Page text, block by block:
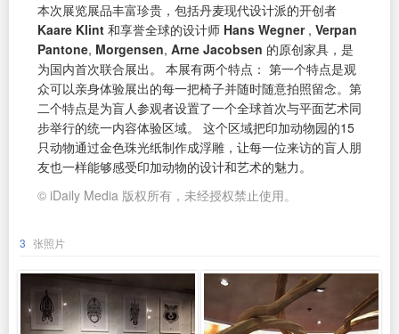
本次展览展品丰富珍贵，包括丹麦现代设计派的开创者
Kaare Klint 和享誉全球的设计师 Hans Wegner, Verpan
Pantone, Morgensen, Arne Jacobsen 的原创家具，是
为国内首次联合展出。 本展有两个特点： 第一个特点是观
众可以亲身体验展出的每一把椅子并随时随意拍照留念。第
二个特点是为盲人参观者设置了一个全球首次与平面艺术同
步举行的统一内容体验区域。 这个区域把印加动物园的15
只动物通过金色珠光纸制作成浮雕，让每一位来访的盲人朋
友也一样能够感受印加动物的设计和艺术的魅力。
© iDaily Media 版权所有，未经授权禁止使用。
3 张照片